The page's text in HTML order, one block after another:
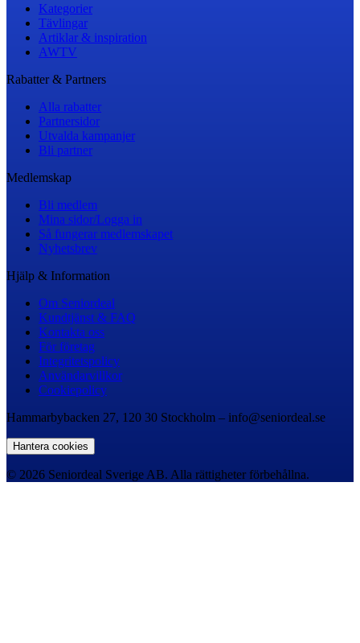
Kategorier
Tävlingar
Artiklar & inspiration
AWTV
Rabatter & Partners
Alla rabatter
Partnersidor
Utvalda kampanjer
Bli partner
Medlemskap
Bli medlem
Mina sidor/Logga in
Så fungerar medlemskapet
Nyhetsbrev
Hjälp & Information
Om Seniordeal
Kundtjänst & FAQ
Kontakta oss
För företag
Integritetspolicy
Användarvillkor
Cookiepolicy
Hammarbybacken 27, 120 30 Stockholm – info@seniordeal.se
Hantera cookies
© 2026 Seniordeal Sverige AB. Alla rättigheter förbehållna.